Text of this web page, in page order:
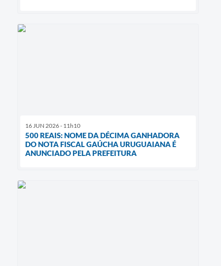
16 JUN 2026 - 11h10
500 REAIS: NOME DA DÉCIMA GANHADORA
DO NOTA FISCAL GAÚCHA URUGUAIANA É
ANUNCIADO PELA PREFEITURA